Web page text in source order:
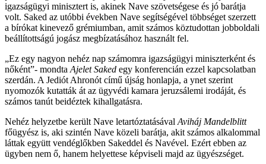
igazságügyi minisztert is, akinek Nave szövetségese és jó barátja
volt. Saked az utóbbi években Nave segítségével többséget szerzett
a bírókat kinevező grémiumban, amit számos köztudottan jobboldali
beállítottságú jogász megbízatásához használt fel.
„Ez egy nagyon nehéz nap számomra igazságügyi miniszterként és
nőként”- mondta Ajelet Saked egy konferencián ezzel kapcsolatban
szerdán. A Jediót Ahronót című újság honlapja, a ynet szerint
nyomozók kutatták át az ügyvédi kamara jeruzsálemi irodáját, és
számos tanút beidéztek kihallgatásra.
Nehéz helyzetbe került Nave letartóztatásával Aviháj Mandelblitt
főügyész is, aki szintén Nave közeli barátja, akit számos alkalommal
láttak együtt vendéglőkben Sakeddel és Navével. Ezért ebben az
ügyben nem ő, hanem helyettese képviseli majd az ügyészséget.